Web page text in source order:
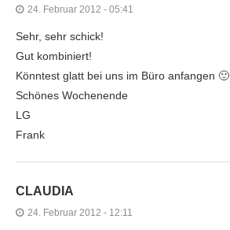
24. Februar 2012 - 05:41
Sehr, sehr schick!
Gut kombiniert!
Könntest glatt bei uns im Büro anfangen 🙂
Schönes Wochenende
LG
Frank
CLAUDIA
24. Februar 2012 - 12:11